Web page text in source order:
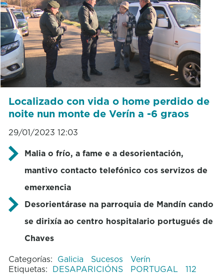
Localizado con vida o home perdido de
noite nun monte de Verín a -6 graos
29/01/2023 12:03
Malia o frío, a fame e a desorientación,
mantivo contacto telefónico cos servizos de
emerxencia
Desorientárase na parroquia de Mandín cando
se dirixía ao centro hospitalario portugués de
Chaves
Categorías: Galicia Sucesos
Verín
Etiquetas: DESAPARICIÓNS PORTUGAL 112